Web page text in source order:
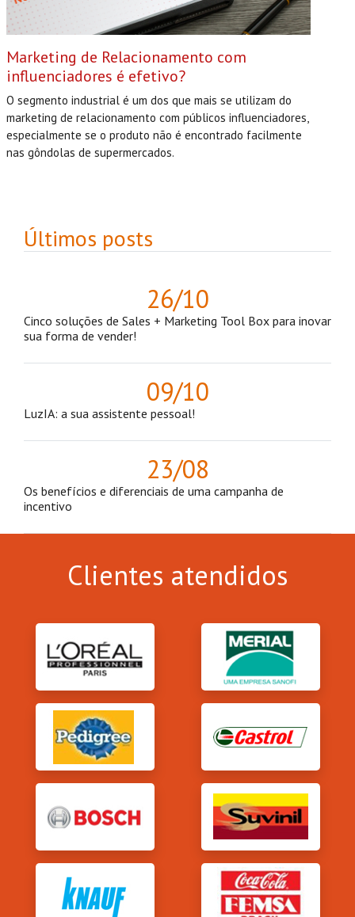
Marketing de Relacionamento com
influenciadores é efetivo?
O segmento industrial é um dos que mais se utilizam do
marketing de relacionamento com públicos influenciadores,
especialmente se o produto não é encontrado facilmente
nas gôndolas de supermercados.
Últimos posts
26/10
Cinco soluções de Sales + Marketing Tool Box para inovar
sua forma de vender!
09/10
LuzIA: a sua assistente pessoal!
23/08
Os benefícios e diferenciais de uma campanha de
incentivo
Clientes atendidos